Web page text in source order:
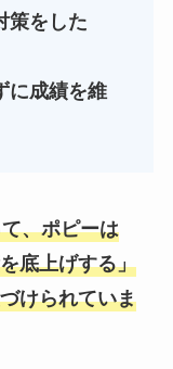
策をした
に成績を維
、ポピーは
底上げする」
けられていま